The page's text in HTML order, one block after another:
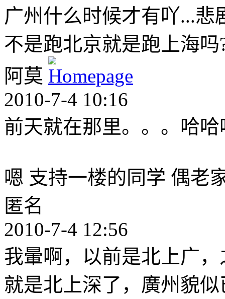
广州什么时候才有吖...悲
不是跑北京就是跑上海吗
阿莫
2010-7-4 10:16
前天就在那里。。。哈哈
嗯 支持一楼的同学 偶老
匿名
2010-7-4 12:56
我暈啊，以前是北上广
就是北上深了，廣州貌